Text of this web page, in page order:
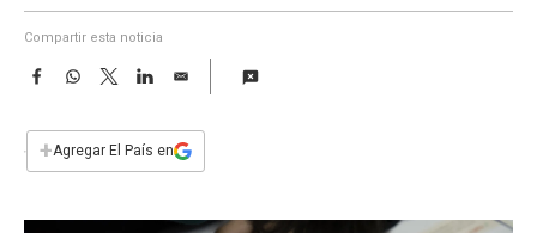
Compartir esta noticia
F
e
b
W
s
T
w
t
L
E
i
l
+Agregar El País en